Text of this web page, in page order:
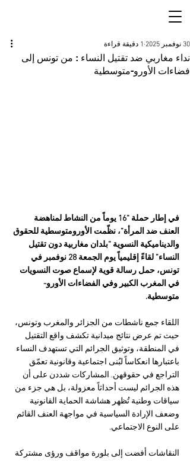
نداء مغاربي ضد تقتيل النساء : من تونس إلى
فضاءات الأورو-متوسطية
30 نوفمبر 2025 1 دقيقة قراءة
في إطار حملة “16 يوماً من النشاط لمناهضة
العنف ضد المرأة”، نظّمت الأورومتوسطية للحقوق
والديناميكية النسوية “بلدان مغاربية دون تقتيل
النساء” لقاءً إقليمياً يوم الجمعة 28 نوفمبر في
تونس، حمل رسالة قوية لإسماع صوت النسويات
في المغرب الكبير وفي الفضاءات الأورو-
متوسطية.
اللقاء جمع ناشطات من الجزائر والمغرب وتونس،
حيث تم عرض نتائج ميدانية تكشف واقع التقتيل
في المنطقة، وتوثيق الجرائم التي تستهدف النساء
باعتبارها انعكاساً لبُنى اجتماعية وقانونية تعمّق
التراجع في حقوقهن. المشاركات شددن على أن
هذه الجرائم ليست أحداثاً معزولة، بل هي جزء من
سياقات وطنية تُظهر هشاشة الحماية القانونية
وضعف الإرادة السياسية في مواجهة العنف القائم
على النوع الاجتماعي.
النقاشات أفضت إلى بلورة مواقف ورؤى مشتركة